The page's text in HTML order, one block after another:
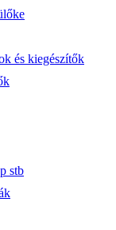
és kiegészítők
stb